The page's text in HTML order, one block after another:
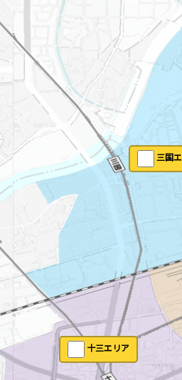
十三エリア
三国